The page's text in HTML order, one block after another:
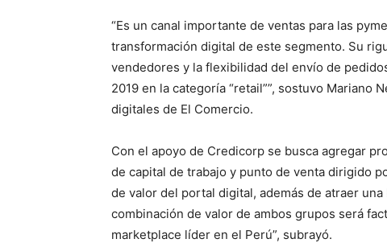
“Es un canal importante de ventas para las
transformación digital de este segmento. Su
vendedores y la flexibilidad del envío de
2019 en la categoría “retail””, sostuvo Mariano
digitales de El Comercio.
Con el apoyo de Credicorp se busca agregar
de capital de trabajo y punto de venta dirigido
de valor del portal digital, además de atraer
combinación de valor de ambos grupos será
marketplace líder en el Perú”, subrayó.